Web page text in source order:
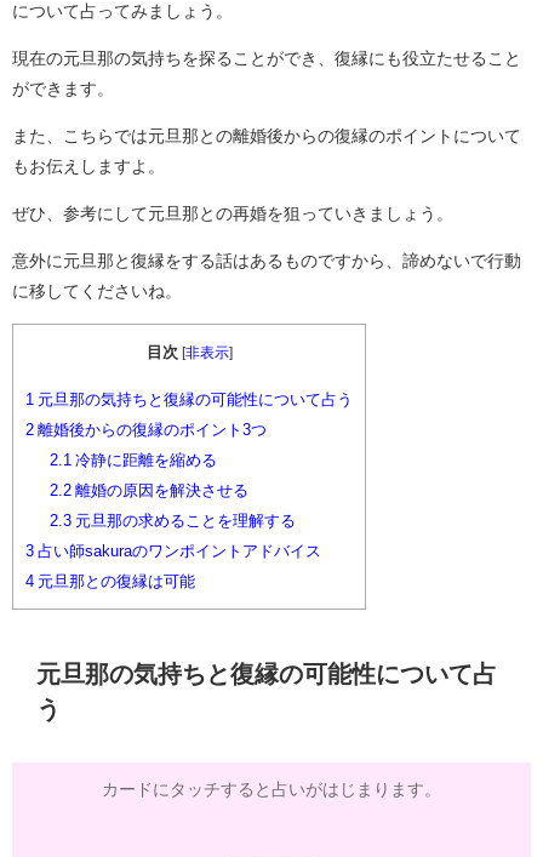
について占ってみましょう。
現在の元旦那の気持ちを探ることができ、復縁にも役立たせること
ができます。
また、こちらでは元旦那との離婚後からの復縁のポイントについて
もお伝えしますよ。
ぜひ、参考にして元旦那との再婚を狙っていきましょう。
意外に元旦那と復縁をする話はあるものですから、諦めないで行動
に移してくださいね。
目次 [非表示]
1
元旦那の気持ちと復縁の可能性について占う
2 離婚後からの復縁のポイント3つ
2.1 冷静に距離を縮める
2.2離婚の原因を解決させる
2.3元旦那の求めることを理解する
3 占い師sakuraのワンポイントアドバイス
4 元旦那との復縁は可能
元旦那の気持ちと復縁の可能性について占
う
カードにタッチすると占いがはじまります。